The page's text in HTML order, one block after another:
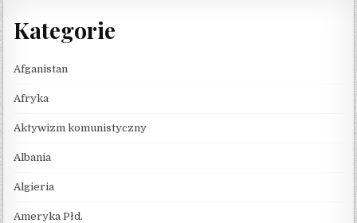
Kategorie
Afganistan
Afryka
Aktywizm komunistyczny
Albania
Algieria
Ameryka Płd.